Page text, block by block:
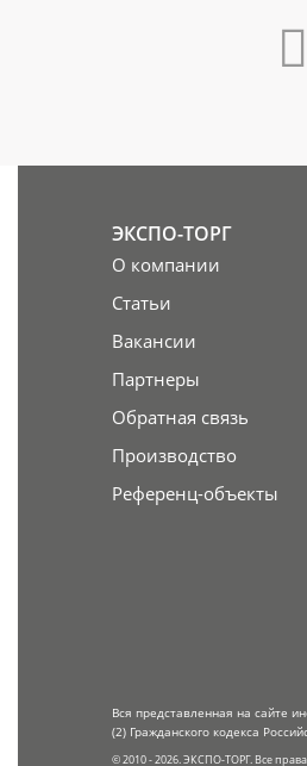
ЭКСПО-ТОРГ
О компании
Статьи
Вакансии
Партнеры
Обратная связь
Производство
Референц-объекты
Вся представленная на сайте
(2) Гражданского кодекса
© 2010 - 2026. ЭКСПО-ТОРГ. Все